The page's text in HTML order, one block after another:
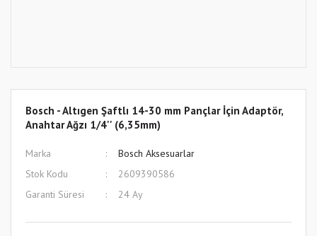
Bosch - Altıgen Şaftlı 14-30 mm Pançlar İçin Adaptör,
Anahtar Ağzı 1/4'' (6,35mm)
Marka
Bosch Aksesuarlar
Stok Kodu
2609390586
Garanti Süresi
24 Ay